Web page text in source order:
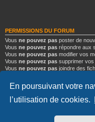
En poursuivant votre
l’utilisation de cookies.
PERMISSIONS DU FORUM
Vous ne pouvez pas poster de
Vous ne pouvez pas répondre aux
Vous ne pouvez pas modifier vos
Vous ne pouvez pas supprimer
Vous ne pouvez pas joindre des
Portail Forum
Thème adapté de